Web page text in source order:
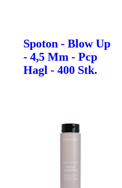
Spoton - Blow Up
- 4,5 Mm - Pcp
Hagl - 400 Stk.